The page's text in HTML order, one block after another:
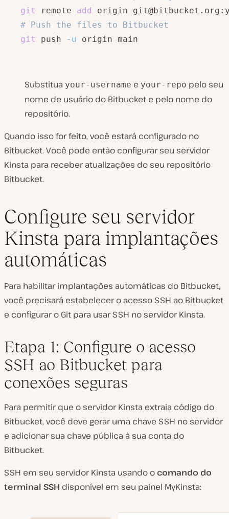
git
remote add
# Push the files to Bitbucket
git
push -u origin main
Substitua your-username e your-repo pelo seu
nome de usuário do Bitbucket e pelo nome do
repositório.
Quando isso for feito, você estará configurado no
Bitbucket. Você pode então configurar seu servidor
Kinsta para receber atualizações do seu repositório
Bitbucket.
Configure seu servidor
Kinsta para implantações
automáticas
Para habilitar implantações automáticas do Bitbucket,
você precisará estabelecer o acesso SSH ao Bitbucket
e configurar o Git para usar SSH no servidor Kinsta.
Etapa 1: Configure o acesso
SSH ao Bitbucket para
conexões seguras
Para permitir que o servidor Kinsta extraia código do
Bitbucket, você deve gerar uma chave SSH no servidor
e adicionar sua chave pública à sua conta do
Bitbucket.
SSH em seu servidor Kinsta usando o comando do
terminal SSH disponível em seu painel MyKinsta: